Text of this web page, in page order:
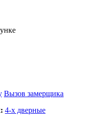
Вызов замерщика
4-х дверные